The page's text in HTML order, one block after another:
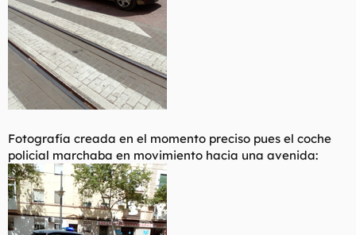
Fotografía creada en el momento preciso pues el coche
policial marchaba en movimiento hacia una avenida: